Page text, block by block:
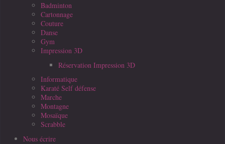
Badminton
Cartonnage
Couture
Danse
Gym
Impression 3D
Réservation Impression 3D
Informatique
Karaté Self défense
Marche
Montagne
Mosaïque
Scrabble
Nous écrire